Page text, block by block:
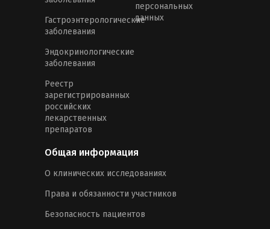
Гастроэнтерологические
заболевания
Эндокринологические
заболевания
Реестр
зарегистрированных
российских
лекарственных
препаратов
персональных
данных
Общая информация
О клинических исследованиях
Права и обязанности участников
Безопасность пациентов